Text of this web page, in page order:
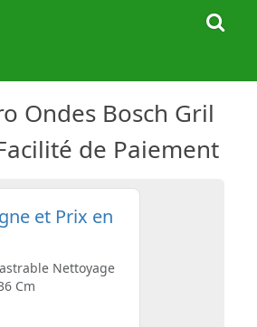
Ondes Bosch Gril
de Paiement
et Prix en
Nettoyage
Cm